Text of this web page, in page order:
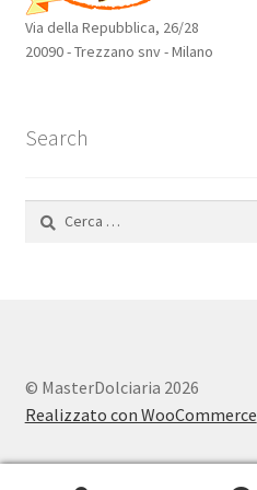
Via della Repubblica, 26/28
20090 - Trezzano snv - Milano
Search
Ricerca
© MasterDolciaria 2026
Realizzato con WooCommerce